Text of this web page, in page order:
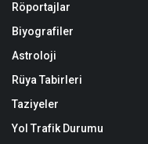
Röportajlar
Biyografiler
Astroloji
Rüya Tabirleri
Taziyeler
Yol Trafik Durumu